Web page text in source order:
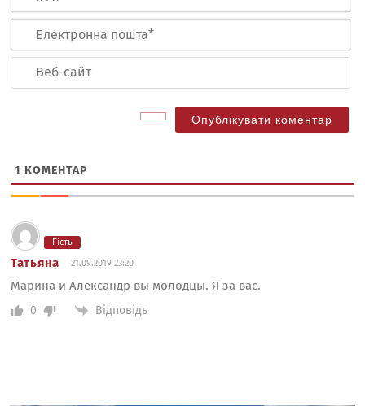
1 КОМЕНТАР
Гість
Татьяна 21.09.2019 23:20
Марина и Александр вы молодцы. Я за вас.
0 Відповідь